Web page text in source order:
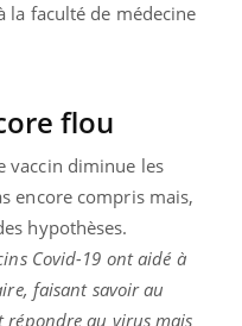
la faculté de médecine
flou
vaccin diminue les
encore compris mais,
hypothèses.
Covid-19 ont aidé à
faisant savoir au
répondre au virus mais